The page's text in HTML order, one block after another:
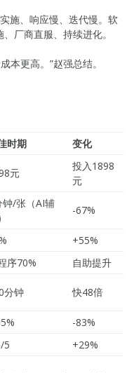
施、响应慢、迭代慢。软
厂商直服、持续进化。
本更高。”赵强总结。
时期 变化
元
投入1898
元
钟/张（AI辅
-67%
+55%
序70%
自助提升
分钟 快48倍
-83%
5 +29%